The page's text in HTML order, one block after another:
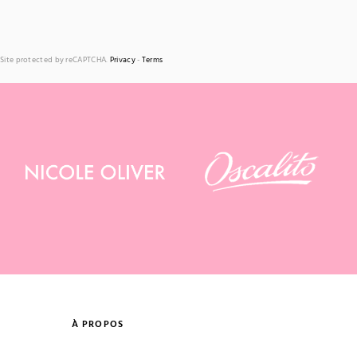
Site protected by reCAPTCHA. Privacy- Terms
À PROPOS